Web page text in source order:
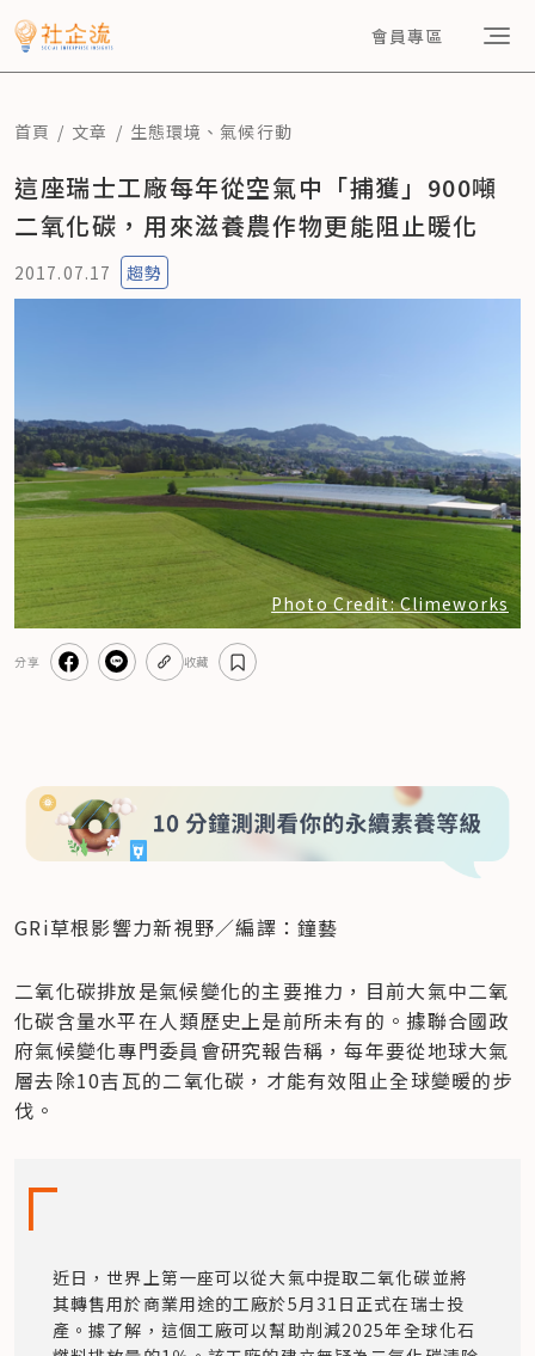
會員專區
首頁 文章 生態環境 、 氣候行動
這座瑞士工廠每年從空氣中「捕獲」900噸
二氧化碳，用來滋養農作物更能阻止暖化
2017.07.17 趨勢
Photo Credit: Climeworks
分享 收藏
GRi草根影響力新視野／編譯：鐘藝
二氧化碳排放是氣候變化的主要推力，目前大氣中二氧
化碳含量水平在人類歷史上是前所未有的。據聯合國政
府氣候變化專門委員會研究報告稱，每年要從地球大氣
層去除10吉瓦的二氧化碳，才能有效阻止全球變暖的步
伐。
近日，世界上第一座可以從大氣中提取二氧化碳並將
其轉售用於商業用途的工廠於5月31日正式在瑞士投
產。據了解，這個工廠可以幫助削減2025年全球化石